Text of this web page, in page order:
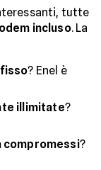
tutte
incluso. La
? Enel è
illimitate?
compromessi?